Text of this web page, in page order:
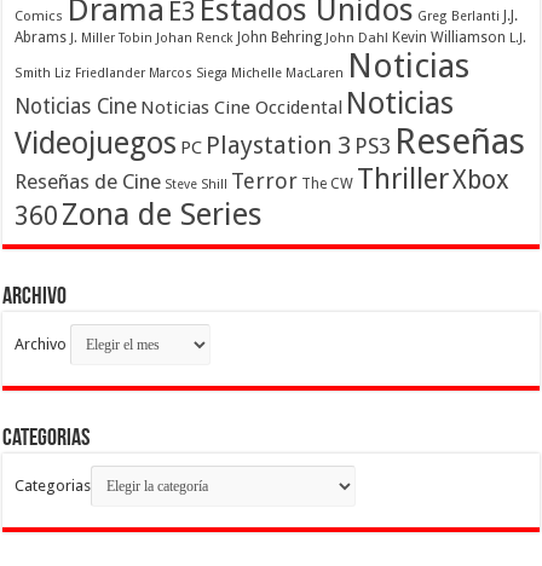
Comics Drama E3 Estados Unidos Greg Berlanti J.J.
Abrams J. Miller Tobin Johan Renck John Behring John Dahl Kevin Williamson L.J.
Smith Liz Friedlander Marcos Siega Michelle MacLaren Noticias
Noticias Cine Noticias Cine Occidental Noticias
Videojuegos PC Playstation 3 PS3 Reseñas
Reseñas de Cine Steve Shill Terror The CW ThrillerXbox
360 Zona de Series
Archivo
Archivo
Categorias
Categorias